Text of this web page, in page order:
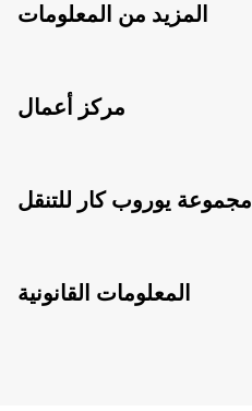
المزيد من المعلومات
مركز أعمال
مجموعة يوروب كار للتنقل
المعلومات القانونية